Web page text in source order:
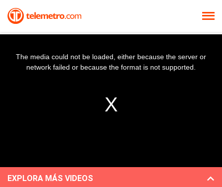
The media could not be loaded, either because the server or
network failed or because the format is not supported.
EXPLORA MÁS VIDEOS